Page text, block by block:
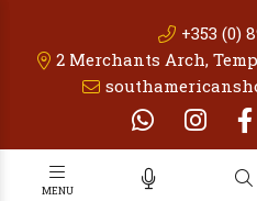
+353 (0)
2 Merchants Arch,